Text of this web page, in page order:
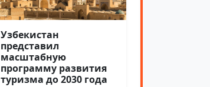
Узбекистан
представил
масштабную
программу развития
туризма до 2030 года